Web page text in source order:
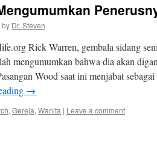
by Dr. Steven
Rick Warren, gembala sidang
mengumumkan bahwa dia akan
Wood saat ini menjabat
→
, Gereja, Wanita | Leave a comment